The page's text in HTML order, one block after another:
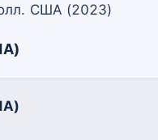
США (2023)